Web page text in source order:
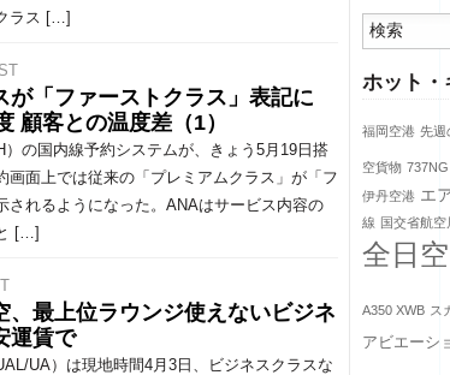
ホット・
福岡空港 先週
空貨物 737NG
伊丹空港 エ
線 国交省航空
全日空
A350 XWB ス
アビエーシ
ラス […]
が「ファーストクラス」表記に
顧客との温度差（1）
の国内線予約システムが、きょう5月19日搭
画面上では従来の「プレミアムクラス」が「フ
されるようになった。ANAはサービス内容の
[…]
、最上位ラウンジ使えないビジネ
運賃で
UA）は現地時間4月3日、ビジネスクラスな